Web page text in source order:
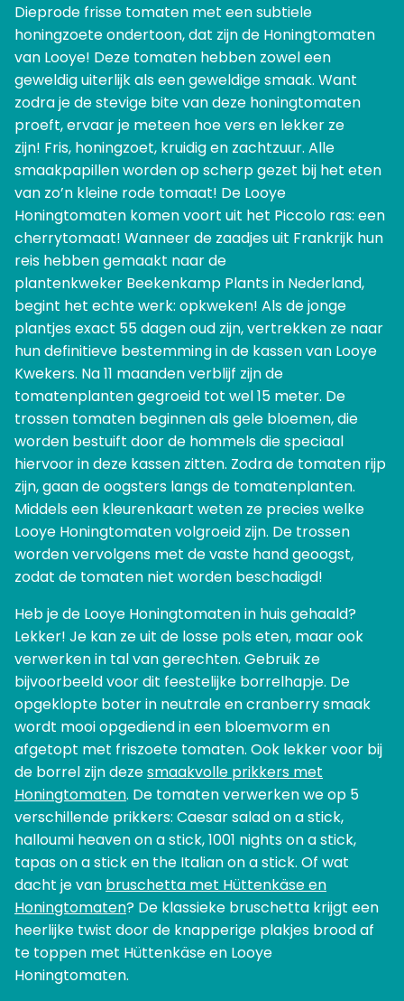
Dieprode frisse tomaten met een subtiele
honingzoete ondertoon, dat zijn de Honingtomaten
van Looye! Deze tomaten hebben zowel een
geweldig uiterlijk als een geweldige smaak. Want
zodra je de stevige bite van deze honingtomaten
proeft, ervaar je meteen hoe vers en lekker ze
zijn! Fris, honingzoet, kruidig en zachtzuur. Alle
smaakpapillen worden op scherp gezet bij het eten
van zo’n kleine rode tomaat! De Looye
Honingtomaten komen voort uit het Piccolo ras: een
cherrytomaat! Wanneer de zaadjes uit Frankrijk hun
reis hebben gemaakt naar de
plantenkweker Beekenkamp Plants in Nederland,
begint het echte werk: opkweken! Als de jonge
plantjes exact 55 dagen oud zijn, vertrekken ze naar
hun definitieve bestemming in de kassen van Looye
Kwekers. Na 11 maanden verblijf zijn de
tomatenplanten gegroeid tot wel 15 meter. De
trossen tomaten beginnen als gele bloemen, die
worden bestuift door de hommels die speciaal
hiervoor in deze kassen zitten. Zodra de tomaten rijp
zijn, gaan de oogsters langs de tomatenplanten.
Middels een kleurenkaart weten ze precies welke
Looye Honingtomaten volgroeid zijn. De trossen
worden vervolgens met de vaste hand geoogst,
zodat de tomaten niet worden beschadigd!
Heb je de Looye Honingtomaten in huis gehaald?
Lekker! Je kan ze uit de losse pols eten, maar ook
verwerken in tal van gerechten. Gebruik ze
bijvoorbeeld voor dit feestelijke borrelhapje. De
opgeklopte boter in neutrale en cranberry smaak
wordt mooi opgediend in een bloemvorm en
afgetopt met friszoete tomaten. Ook lekker voor bij
de borrel zijn dezesmaakvolle prikkers met
Honingtomaten. De tomaten verwerken we op 5
verschillende prikkers: Caesar salad on a stick,
halloumi heaven on a stick, 1001 nights on a stick,
tapas on a stick en the Italian on a stick. Of wat
dacht je van bruschetta met Hüttenkäse en
Honingtomaten? De klassieke bruschetta krijgt een
heerlijke twist door de knapperige plakjes brood af
te toppen met Hüttenkäse en Looye
Honingtomaten.